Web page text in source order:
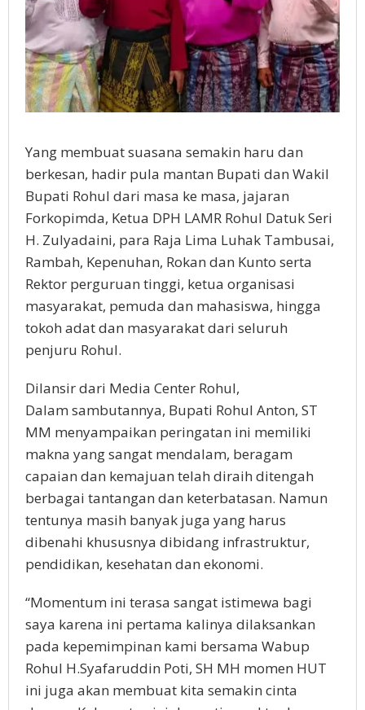
Yang membuat suasana semakin haru dan
berkesan, hadir pula mantan Bupati dan Wakil
Bupati Rohul dari masa ke masa, jajaran
Forkopimda, Ketua DPH LAMR Rohul Datuk Seri
H. Zulyadaini, para Raja Lima Luhak Tambusai,
Rambah, Kepenuhan, Rokan dan Kunto serta
Rektor perguruan tinggi, ketua organisasi
masyarakat, pemuda dan mahasiswa, hingga
tokoh adat dan masyarakat dari seluruh
penjuru Rohul.
Dilansir dari Media Center Rohul,
Dalam sambutannya, Bupati Rohul Anton, ST
MM menyampaikan peringatan ini memiliki
makna yang sangat mendalam, beragam
capaian dan kemajuan telah diraih ditengah
berbagai tantangan dan keterbatasan. Namun
tentunya masih banyak juga yang harus
dibenahi khususnya dibidang infrastruktur,
pendidikan, kesehatan dan ekonomi.
“Momentum ini terasa sangat istimewa bagi
saya karena ini pertama kalinya dilaksankan
pada kepemimpinan kami bersama Wabup
Rohul H.Syafaruddin Poti, SH MH momen HUT
ini juga akan membuat kita semakin cinta